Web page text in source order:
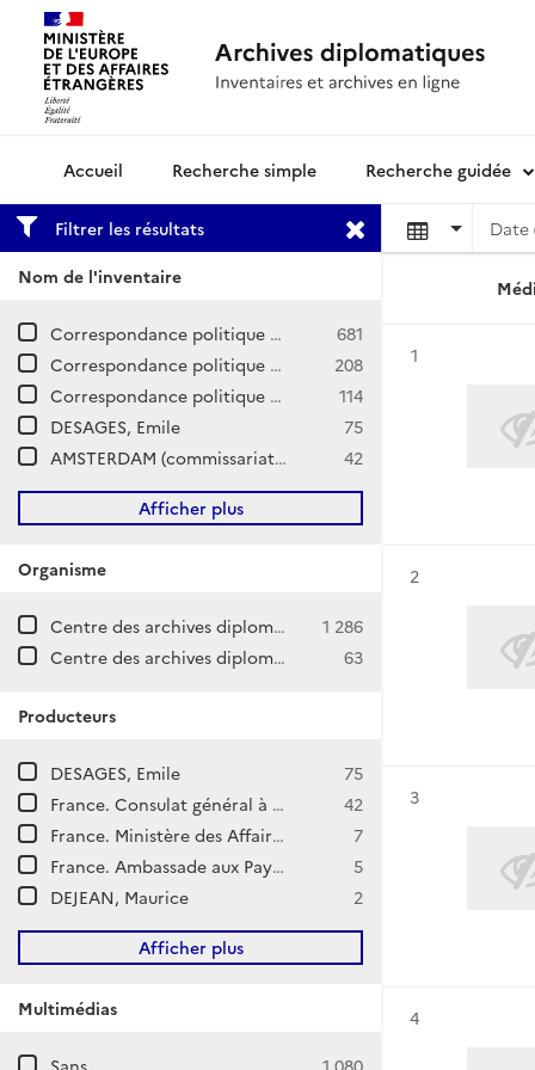
Archives diplomatiquesRecherche simple Recherche guidée
Filtrer les résultats
Nom de l'inventaire
Correspondance politique / Hollande
681
Correspondance politique / Pays-Bas espagnols et autrichiens
208
Correspondance politique et commerciale (CPCOM) / Z-Europe / Pays-Bas
114
DESAGES, Emile
75
AMSTERDAM (commissariat de la Marine puis consulat général)
42
Afficher plus
Organisme
Centre des archives diplomatiques de La Courneuve
1 286
Centre des archives diplomatiques de Nantes
63
Producteurs
DESAGES, Emile
75
France. Consulat général à Amsterdam (Pays-Bas)
42
France. Ministère des Affaires étrangères. Direction de l'Europe.
7
France. Ambassade aux Pays-Bas (La Haye)
5
DEJEAN, Maurice
2
Afficher plus
Multimédias
Sans
1 080
Date
Résultat n°
1
Résultat n°
2
Résultat n°
3
Résultat n°
4